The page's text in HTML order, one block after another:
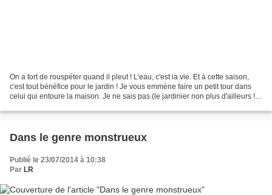
On a tort de rouspéter quand il pleut ! L'eau, c'est la vie. Et à cette saison,
c'est tout bénéfice pour le jardin ! Je vous emmène faire un petit tour dans
celui qui entoure la maison. Je ne sais pas (le jardinier non plus d'ailleurs !)
Dans le genre monstrueux
Publié le 23/07/2014 à 10:38
Par LR